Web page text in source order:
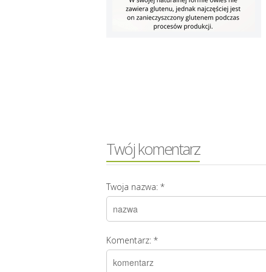
Twój komentarz
Twoja nazwa: *
Komentarz: *